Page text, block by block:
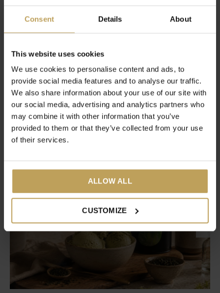
Consent Details About
This website uses cookies
We use cookies to personalise content and ads, to
provide social media features and to analyse our traffic.
We also share information about your use of our site with
our social media, advertising and analytics partners who
may combine it with other information that you’ve
provided to them or that they’ve collected from your use
of their services.
ALLOW ALL
CUSTOMIZE
Share Tweet
Articles récents
Visitez notre blogue pour consulter les nouvelles et obtenir
plus d'informations!